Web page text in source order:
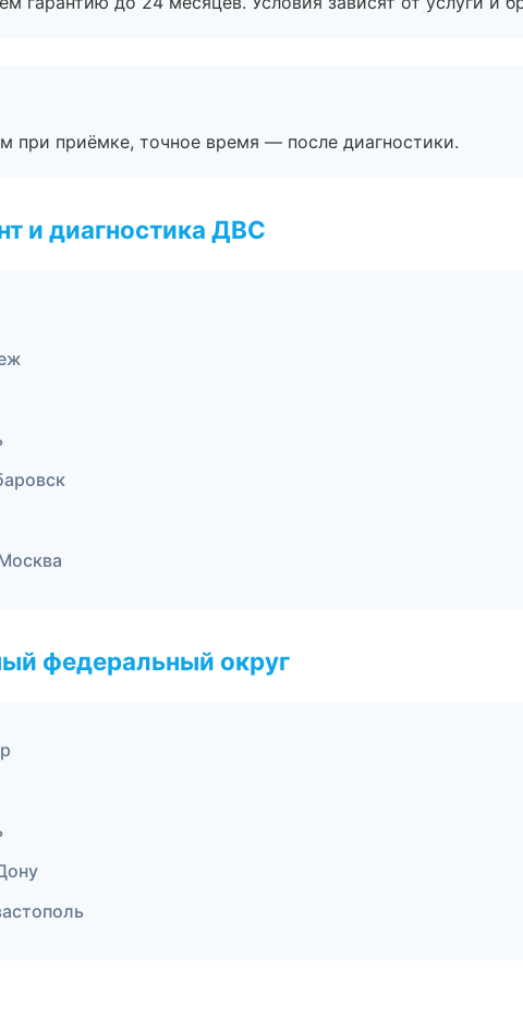
при приёмке, точное время — после диагностики.
и диагностика ДВС
федеральный округ